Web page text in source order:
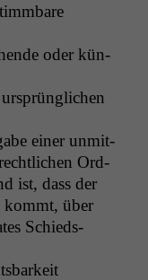
oder kün­
ein­er unmit­
Ord­
ist, dass der
kommt, über
Schieds­